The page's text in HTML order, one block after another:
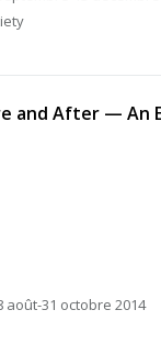
and After — An
août-31 octobre 2014